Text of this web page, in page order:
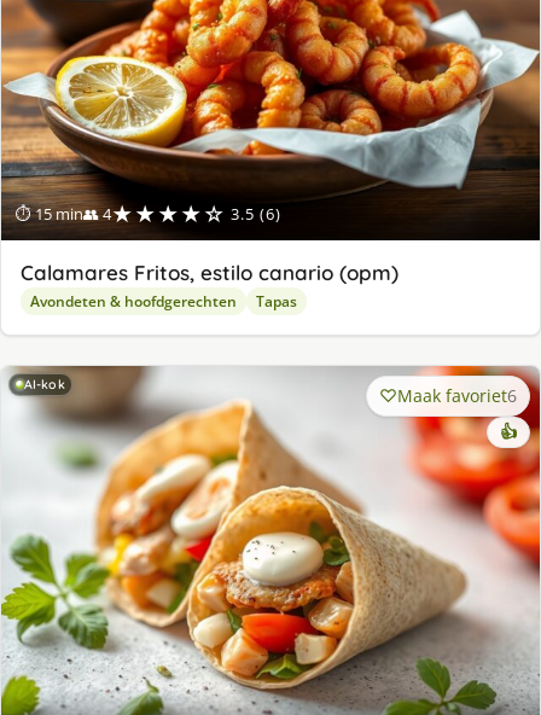
⏱ 15 min👥 4★★★★☆ 3.5 (6)
Calamares Fritos, estilo canario (opm)
Avondeten & hoofdgerechten Tapas
AI-kok Maak favoriet6
👍